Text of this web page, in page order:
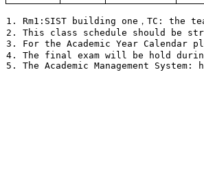
1. Rm1:SIST building one，TC: the
2. This class schedule should be
3. For the Academic Year Calendar
4. The final exam will be hold
5. The Academic Management